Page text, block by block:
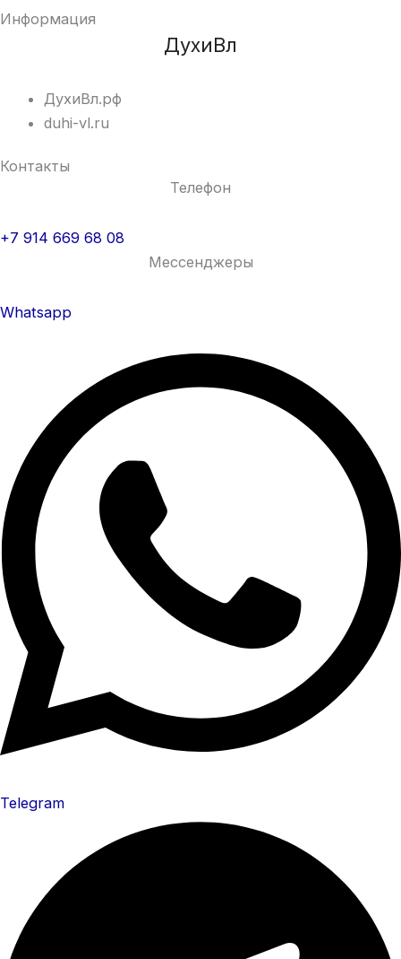
Информация
ДухиВл
ДухиВл.рф
duhi-vl.ru
Контакты
Телефон
+7 914 669 68 08
Мессенджеры
Whatsapp
Telegram